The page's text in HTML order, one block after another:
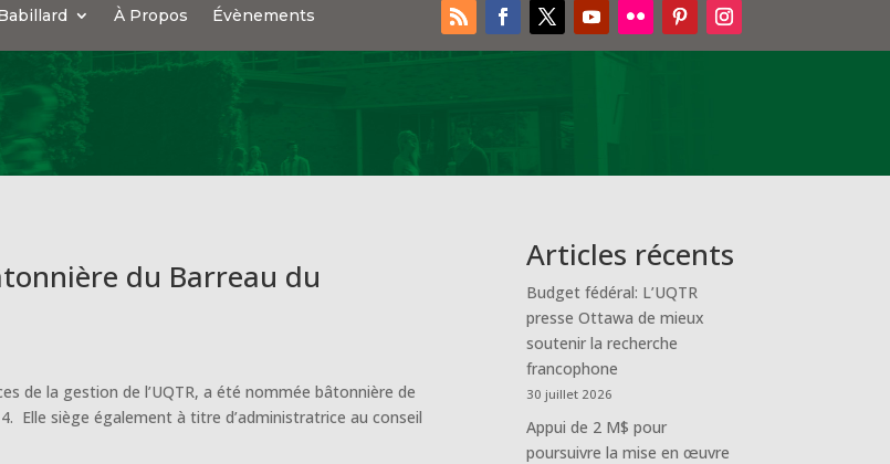
À Propos Évènements
du Barreau du
de la gestion de l’UQTR, a été nommée bâtonnière de
Elle siège également à titre d’administratrice au conseil
Articles récents
Budget fédéral: L’UQTR
presse Ottawa de mieux
soutenir la recherche
francophone
30 juillet 2026
Appui de 2 M$ pour
poursuivre la mise en œuvre